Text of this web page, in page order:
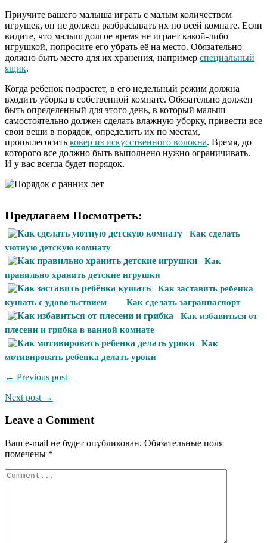
Приучите вашего малыша играть с малым количеством
игрушек, он не должен разбрасывать их по всей комнате. Если
видите, что малыш долгое время не играет какой-либо
игрушкой, попросите его убрать её на место. Обязательно
должно быть место для их хранения, например специальный
ящик.
Когда ребенок подрастет, в его недельный режим должна
входить уборка в собственной комнате. Обязательно должен
быть определенный для этого день, в который малыш
самостоятельно должен сделать влажную уборку, привести все
свои вещи в порядок, определить их по местам,
пропылесосить ковер из искусственного волокна. Время, до
которого все должно быть выполнено нужно ограничивать.
И у вас всегда будет порядок.
Предлагаем Посмотреть:
Как сделать
уютную детскую комнату
Как
правильно хранить детские игрушки
Как заставить ребенка
кушать с удовольствием
Как сделать загранпаспорт
Как избавиться от
плесени и грибка в ванной комнате
Как
мотивировать ребенка делать уроки
← Previous post
Next post →
Leave a Comment
Ваш e-mail не будет опубликован. Обязательные поля
помечены *